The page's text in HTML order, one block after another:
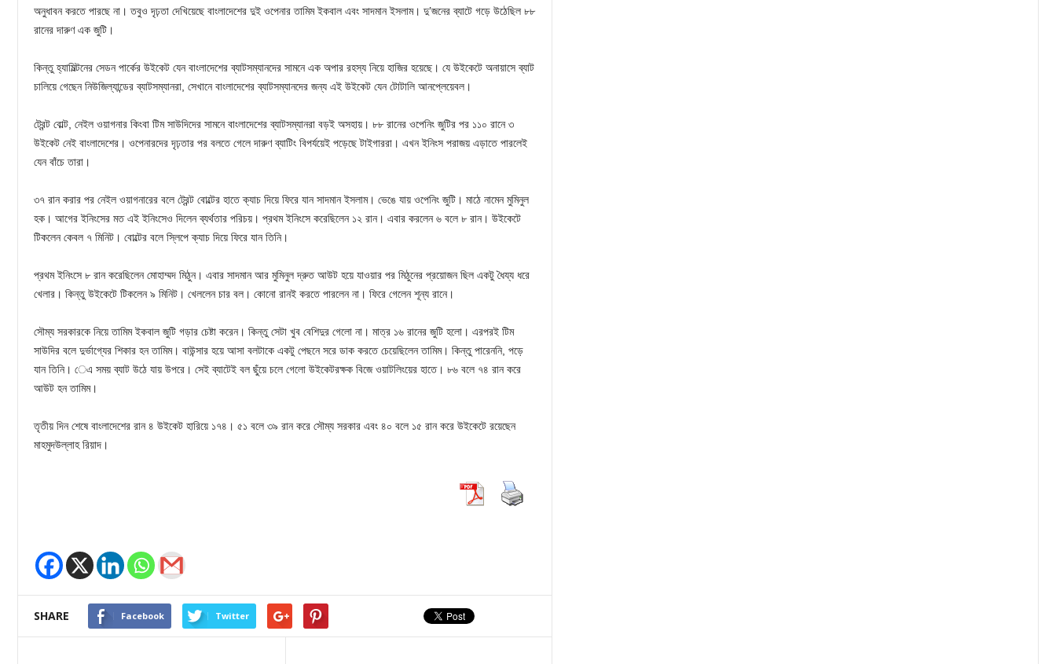
অনুধাবন করতে পারছে না। তবুও দৃঢ়তা দেখিয়েছে বাংলাদেশের দুই ওপেনার তামিম ইকবাল এবং সাদমান ইসলাম। দু’জনের ব্যাটে গড়ে উঠেছিল ৮৮
রানের দারুণ এক জুটি।
কিন্তু হ্যামিল্টনের সেডন পার্কের উইকেট যেন বাংলাদেশের ব্যাটসম্যানদের সামনে এক অপার রহস্য নিয়ে হাজির হয়েছে। যে উইকেটে অনায়াসে ব্যাট
চালিয়ে গেছেন নিউজিল্যান্ডের ব্যাটসম্যানরা, সেখানে বাংলাদেশের ব্যাটসম্যানদের জন্য এই উইকেট যেন টোটালি আনপ্লেয়েবল।
ট্রেন্ট বোল্ট, নেইল ওয়াগনার কিংবা টিম সাউদিদের সামনে বাংলাদেশের ব্যাটসম্যানরা বড়ই অসহায়। ৮৮ রানের ওপেনিং জুটির পর ১১০ রানে ৩
উইকেট নেই বাংলাদেশের। ওপেনারদের দৃঢ়তার পর বলতে গেলে দারুণ ব্যাটিং বিপর্যয়েই পড়েছে টাইগাররা। এখন ইনিংস পরাজয় এড়াতে পারলেই
যেন বাঁচে তারা।
৩৭ রান করার পর নেইল ওয়াগনারের বলে ট্রেন্ট বোল্টের হাতে ক্যাচ দিয়ে ফিরে যান সাদমান ইসলাম। ভেঙে যায় ওপেনিং জুটি। মাঠে নামেন মুমিনুল
হক। আগের ইনিংসের মত এই ইনিংসেও দিলেন ব্যর্থতার পরিচয়। প্রথম ইনিংসে করেছিলেন ১২ রান। এবার করলেন ৬ বলে ৮ রান। উইকেটে
টিকলেন কেবল ৭ মিনিট। বোল্টের বলে স্লিপে ক্যাচ দিয়ে ফিরে যান তিনি।
প্রথম ইনিংসে ৮ রান করেছিলেন মোহাম্মদ মিঠুন। এবার সাদমান আর মুমিনুল দ্রুত আউট হয়ে যাওয়ার পর মিঠুনের প্রয়োজন ছিল একটু ধৈয্য ধরে
খেলার। কিন্তু উইকেটে টিকলেন ৯ মিনিট। খেললেন চার বল। কোনো রানই করতে পারলেন না। ফিরে গেলেন শূন্য রানে।
সৌম্য সরকারকে নিয়ে তামিম ইকবাল জুটি গড়ার চেষ্টা করেন। কিন্তু সেটা খুব বেশিদুর গেলো না। মাত্র ১৬ রানের জুটি হলো। এরপরই টিম
সাউদির বলে দুর্ভাগ্যের শিকার হন তামিম। বাউন্সার হয়ে আসা বলটাকে একটু পেছনে সরে ডাক করতে চেয়েছিলেন তামিম। কিন্তু পারেননি, পড়ে
যান তিনি। েএ সময় ব্যাট উঠে যায় উপরে। সেই ব্যাটেই বল ছুঁয়ে চলে গেলো উইকেটরক্ষক বিজে ওয়াটলিংয়ের হাতে। ৮৬ বলে ৭৪ রান করে
আউট হন তামিম।
তৃতীয় দিন শেষে বাংলাদেশের রান ৪ উইকেট হারিয়ে ১৭৪। ৫১ বলে ৩৯ রান করে সৌম্য সরকার এবং ৪০ বলে ১৫ রান করে উইকেটে রয়েছেন
মাহমুদউল্লাহ রিয়াদ।
SHARE Facebook Twitter